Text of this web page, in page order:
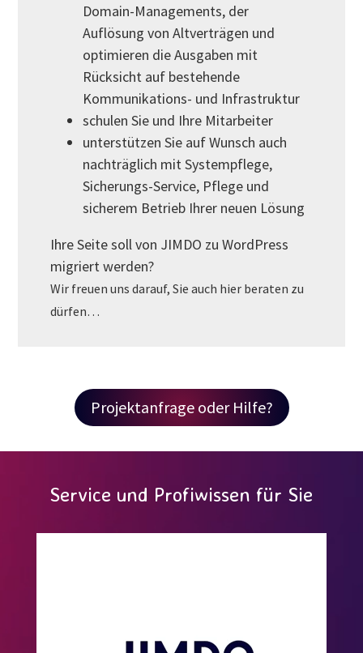
Domain-Managements, der
Auflösung von Altverträgen und
optimieren die Ausgaben mit
Rücksicht auf bestehende
Kommunikations- und Infrastruktur
schulen Sie und Ihre Mitarbeiter
unterstützen Sie auf Wunsch auch
nachträglich mit Systempflege,
Sicherungs-Service, Pflege und
sicherem Betrieb Ihrer neuen Lösung
Ihre Seite soll von JIMDO zu WordPress
migriert werden?
Wir freuen uns darauf, Sie auch hier beraten zu
dürfen…
Projektanfrage oder Hilfe?
Service und Profiwissen für Sie
seit 2008